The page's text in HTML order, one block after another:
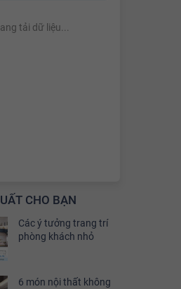
tải dữ liệu...
CHO BẠN
Các ý tưởng trang trí
phòng khách nhỏ
6 món nội thất không